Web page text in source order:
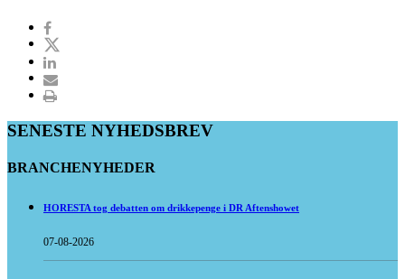
SENESTE NYHEDSBREV
BRANCHENYHEDER
HORESTA tog debatten om drikkepenge i DR Aftenshowet
07-08-2026